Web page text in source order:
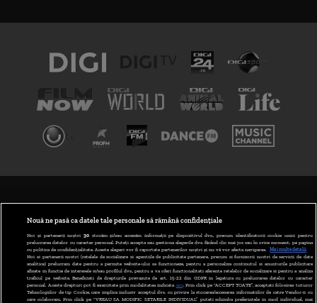
ABONARE DIGI TV
GESTIONAȚI PREFERINȚELE
CODUL DIGI24
Nouă ne pasă ca datele tale personale să rămână confidențiale
Noi și partenerii noștri 30stocăm și/sau accesăm informații pe dispozitivul dvs., precum identificatorii cookie unici pentru
prelucrarea datelor cu caracter personal. Puteți accepta sau gestiona alegerile dvs. făcând clic mai jos sau în orice moment, pe pagina
cu politica de confidențialitate. Aceste alegeri vor fi raportate partenerilor noștri și nu vă vor afecta navigarea.
Mai multe detalii
Noi si partenerii nostri (retelele de socializare si agentiile de publicitate partenere, precum si furnizorii nostri de servicii de date
analitice) prelucram date pentru a permite website-ului sa functioneze, pentru a personaliza continutul si anunturile publicitare
afisate in functie de interesele si/sau profilul dvs., pentru a va oferi functionalitati aferente retelelor de socializare si pentru a analiza
traficul pe website. Beneficiati de drepturile prevazute de art. 15-22 din GDPR in legatura cu prelucrarea datelor cu caracter
personal. Aceste drepturi pot fi exercitate prin modalitatea indicata aici. Prin click pe “ACCEPT TOATE”, acceptati folosirea tuturor
Tehnologiilor de tip Cookie, care implica inclusiv acceptul dvs. cu privire la stocarea/accesarea informatiilor de catre Vendor-ii cu
care colaboram. Prin click pe “VREAU SA MODIFIC SETARILE INDIVIDUAL” puteti schimba preferintele in mod individual, mai